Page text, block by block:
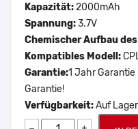
Kapazität:2000mAh
Spannung:3.7V
Chemischer Aufbau
Kompatibles Modell:
Garantie:1 Jahr
Garantie!
Verfügbarkeit:Auf